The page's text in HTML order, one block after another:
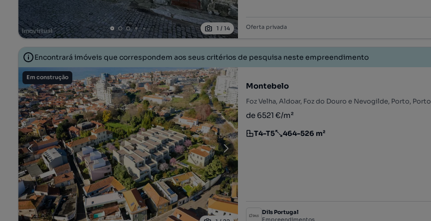
1 /14 Oferta privada
Encontrará imóveis que correspondem aos seus critérios de pesquisa neste empreendimento
Em construção
Montebelo
Foz Velha, Aldoar, Foz do Douro e Nevogilde, Porto, Porto
de 6521 €/m²
Tipologia
T4-T5
Preço por metro quadrado
464-526 m²
Dils Portugal
Empreendimentos